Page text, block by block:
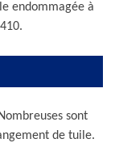
endommagée à
sont
de tuile.